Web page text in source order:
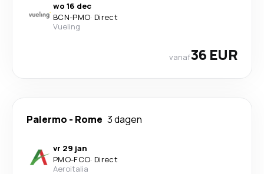
wo 16 dec
BCN-PMO· Direct
Vueling
vanaf36 EUR
Palermo - Rome 3 dagen
vr 29 jan
PMO-FCO· Direct
Aeroitalia